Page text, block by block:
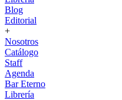
Blog
Editorial
+
Nosotros
Catálogo
Staff
Agenda
Bar Eterno
Librería